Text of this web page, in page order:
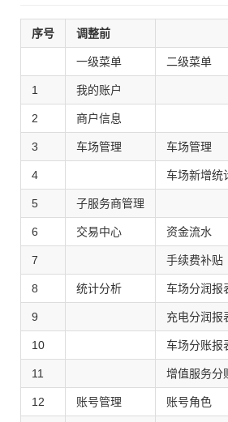
序号 调整前
一级菜单 二级菜单
1 我的账户
2 商户信息
3 车场管理 车场管理
4 车场新增统
5 子服务商管理
6 交易中心 资金流水
7 手续费补贴
8 统计分析 车场分润报
9 充电分润报
10 车场分账报
11 增值服务分
12 账号管理 账号角色